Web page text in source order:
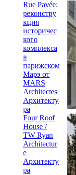
Rue Pavée:
реконстру
кция
историчес
кого
комплекса
в
парижском
Марэ от
MARS
Architectes
Архитекту
ра
Four Roof
House /
TW Ryan
Architectur
e
Архитекту
ра